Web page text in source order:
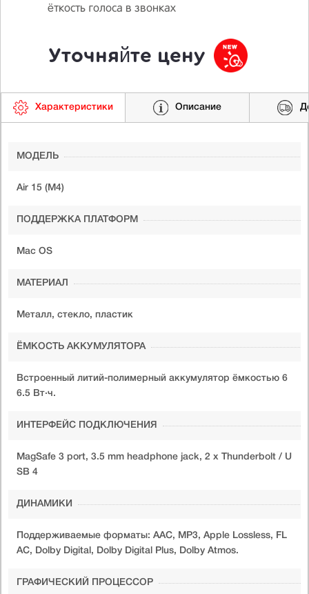
Уточняйте цену
ёткость голоса в звонках
Характеристики Описание
МОДЕЛЬ
Air 15 (M4)
ПОДДЕРЖКА ПЛАТФОРМ
Mac OS
МАТЕРИАЛ
Металл, стекло, пластик
ЁМКОСТЬ АККУМУЛЯТОРА
Встроенный литий-полимерный аккумулятор ёмкостью 6
6.5 Вт·ч.
ИНТЕРФЕЙС ПОДКЛЮЧЕНИЯ
MagSafe 3 port, 3.5 mm headphone jack, 2 х Thunderbolt / U
SB 4
ДИНАМИКИ
Поддерживаемые форматы: AAC, MP3, Apple Lossless, FL
AC, Dolby Digital, Dolby Digital Plus, Dolby Atmos.
ГРАФИЧЕСКИЙ ПРОЦЕССОР